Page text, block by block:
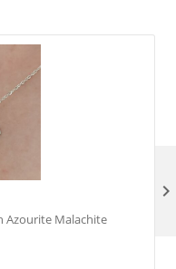
Evil Eye pendant in Sterling Silver with Azourite Malachite
